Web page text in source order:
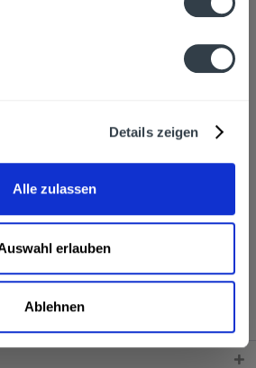
Details zeigen
Alle zulassen
erlauben
Ablehnen
14, Eichendorf-Adldorf
angesehen
wird in den folgenden Regionen,
Postleitzahl-Gebieten geliefert